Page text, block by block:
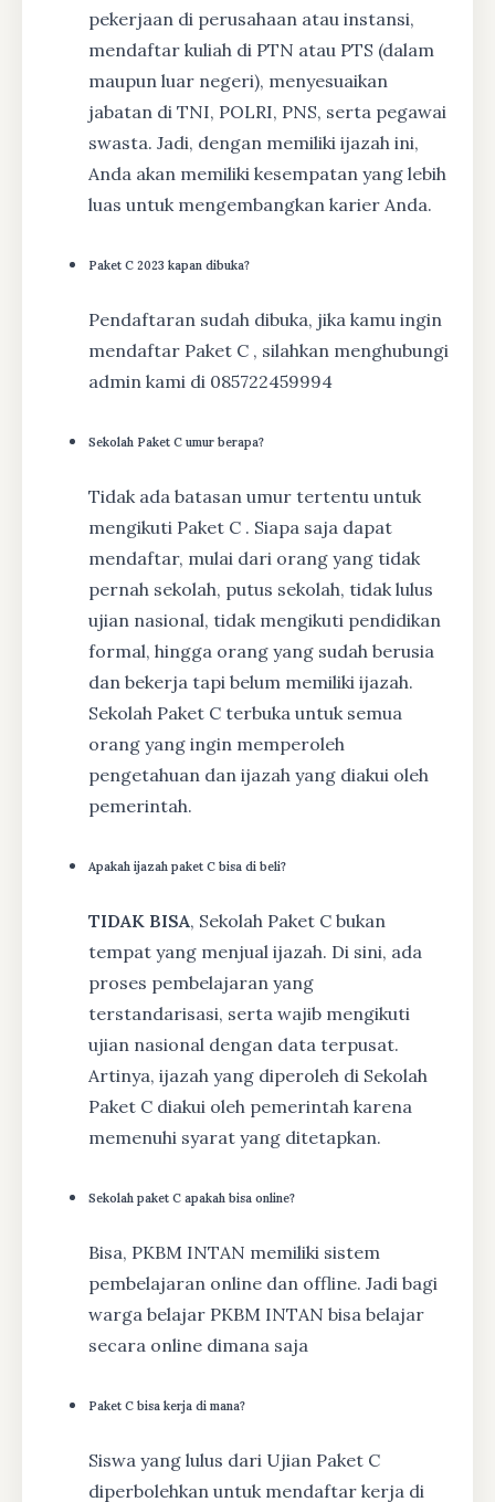
pekerjaan di perusahaan atau instansi,
mendaftar kuliah di PTN atau PTS (dalam
maupun luar negeri), menyesuaikan
jabatan di TNI, POLRI, PNS, serta pegawai
swasta. Jadi, dengan memiliki ijazah ini,
Anda akan memiliki kesempatan yang lebih
luas untuk mengembangkan karier Anda.
Paket C 2023 kapan dibuka?
Pendaftaran sudah dibuka, jika kamu ingin
mendaftar Paket C , silahkan menghubungi
admin kami di 085722459994
Sekolah Paket C umur berapa?
Tidak ada batasan umur tertentu untuk
mengikuti Paket C . Siapa saja dapat
mendaftar, mulai dari orang yang tidak
pernah sekolah, putus sekolah, tidak lulus
ujian nasional, tidak mengikuti pendidikan
formal, hingga orang yang sudah berusia
dan bekerja tapi belum memiliki ijazah.
Sekolah Paket C terbuka untuk semua
orang yang ingin memperoleh
pengetahuan dan ijazah yang diakui oleh
pemerintah.
Apakah ijazah paket C bisa di beli?
TIDAK BISA, Sekolah Paket C bukan
tempat yang menjual ijazah. Di sini, ada
proses pembelajaran yang
terstandarisasi, serta wajib mengikuti
ujian nasional dengan data terpusat.
Artinya, ijazah yang diperoleh di Sekolah
Paket C diakui oleh pemerintah karena
memenuhi syarat yang ditetapkan.
Sekolah paket C apakah bisa online?
Bisa, PKBM INTAN memiliki sistem
pembelajaran online dan offline. Jadi bagi
warga belajar PKBM INTAN bisa belajar
secara online dimana saja
Paket C bisa kerja di mana?
Siswa yang lulus dari Ujian Paket C
diperbolehkan untuk mendaftar kerja di